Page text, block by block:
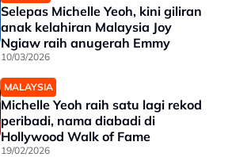
Selepas Michelle Yeoh, kini giliran
anak kelahiran Malaysia Joy
Ngiaw raih anugerah Emmy
10/03/2026
MALAYSIA
Michelle Yeoh raih satu lagi rekod
peribadi, nama diabadi di
Hollywood Walk of Fame
19/02/2026